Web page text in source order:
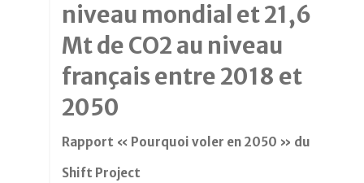
niveau mondial et 21,6
Mt de CO2 au niveau
français entre 2018 et
2050
Rapport « Pourquoi voler en 2050 » du
Shift Project